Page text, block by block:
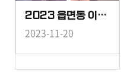
2023 읍면동 이통장 간담회-나선거구
2023-11-20